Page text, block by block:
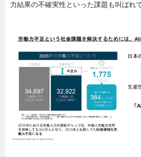
力結果の不確実性といった課題も叫ばれ